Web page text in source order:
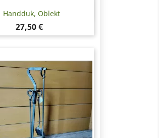
Handduk, Oblekt
Pris
27,50 €
Snabbvy